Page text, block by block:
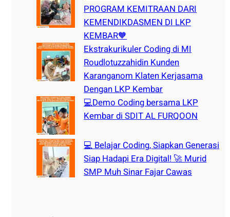
PROGRAM KEMITRAAN DARI
KEMENDIKDASMEN DI LKP
KEMBAR🧡
Ekstrakurikuler Coding di MI
Roudlotuzzahidin Kunden
Karanganom Klaten Kerjasama
Dengan LKP Kembar
💻Demo Coding bersama LKP
Kembar di SDIT AL FURQOON
💻 Belajar Coding, Siapkan Generasi
Siap Hadapi Era Digital! 🚀 Murid
SMP Muh Sinar Fajar Cawas